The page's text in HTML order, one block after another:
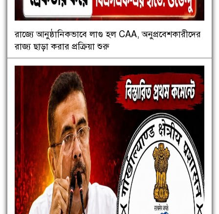
রাজ্যে আনুষ্ঠানিকভাবে লাগু হল CAA, অনুপ্রবেশকারীদের
রাজ্য ছাড়া করার প্রক্রিয়া শুরু